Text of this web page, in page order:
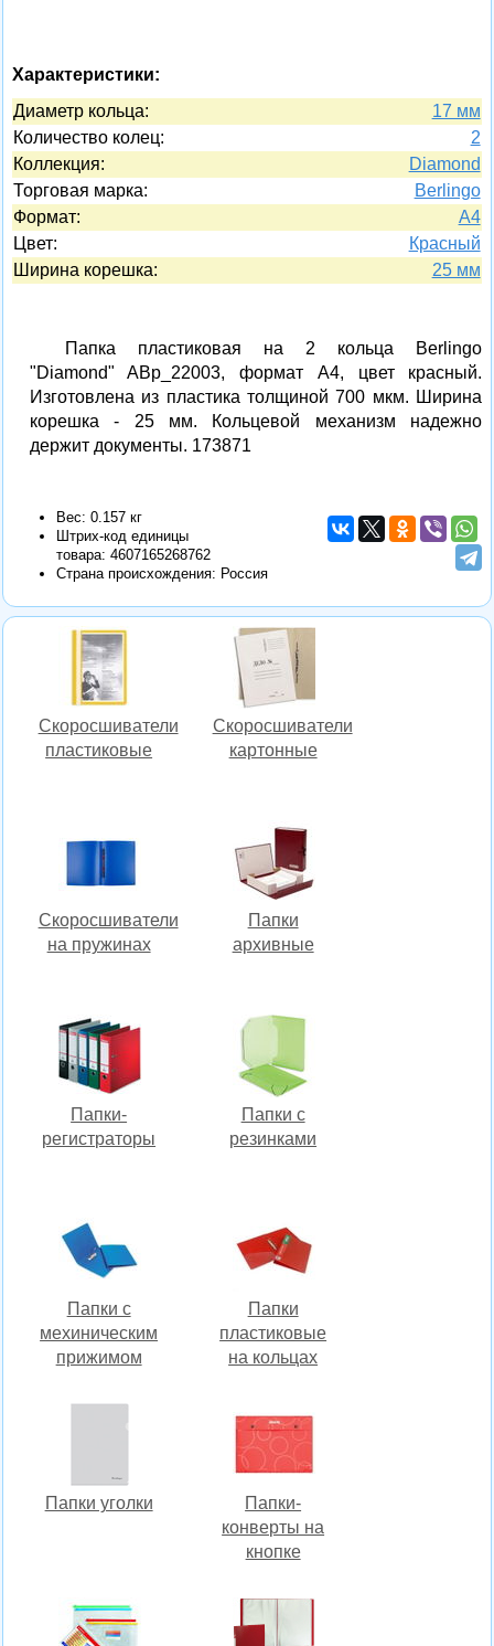
Характеристики:
Диаметр кольца:
17 мм
Количество колец:
2
Коллекция:
Diamond
Торговая марка:
Berlingo
Формат:
A4
Цвет:
Красный
Ширина корешка:
25 мм
Папка пластиковая на 2 кольца Berlingo
"Diamond" ABp_22003, формат А4, цвет красный.
Изготовлена из пластика толщиной 700 мкм. Ширина
корешка - 25 мм. Кольцевой механизм надежно
держит документы. 173871
Вес: 0.157 кг
Штрих-код единицы
товара: 4607165268762
Страна происхождения: Россия
Скоросшиватели
пластиковые
Скоросшиватели
картонные
Скоросшиватели
на пружинах
Папки
архивные
Папки-
регистраторы
Папки с
резинками
Папки с
мехиническим
прижимом
Папки
пластиковые
на кольцах
Папки уголки
Папки-
конверты на
кнопке